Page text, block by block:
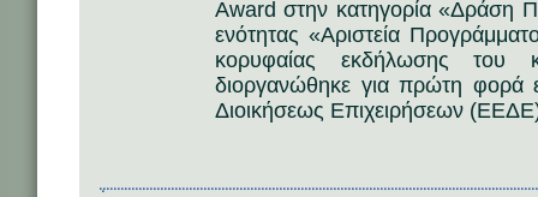
Award στην κατηγορία «Δράση
ενότητας «Αριστεία
κορυφαίας εκδήλωσης του
διοργανώθηκε για πρώτη φορά
Διοικήσεως Επιχειρήσεων